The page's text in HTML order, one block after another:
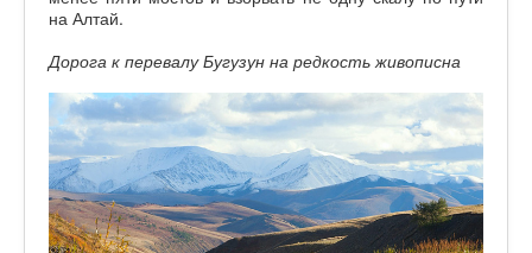
на Алтай.
Дорога к перевалу Бугузун на редкость живописна